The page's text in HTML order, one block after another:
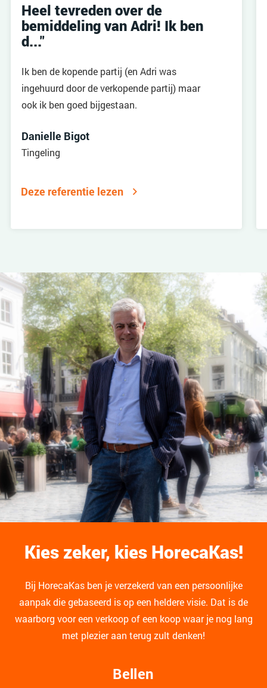
Heel tevreden over de
bemiddeling van Adri! Ik ben
d..."
Ik ben de kopende partij (en Adri was
ingehuurd door de verkopende partij) maar
ook ik ben goed bijgestaan.
Danielle Bigot
Tingeling
Deze referentie lezen
Kies zeker, kies HorecaKas!
Bij HorecaKas ben je verzekerd van een persoonlijke
aanpak die gebaseerd is op een heldere visie. Dat is de
waarborg voor een verkoop of een koop waar je nog lang
met plezier aan terug zult denken!
Bellen